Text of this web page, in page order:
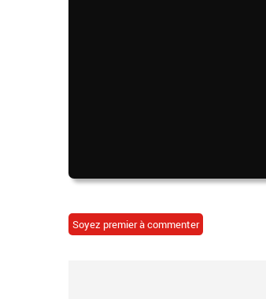
Soyez premier à commenter